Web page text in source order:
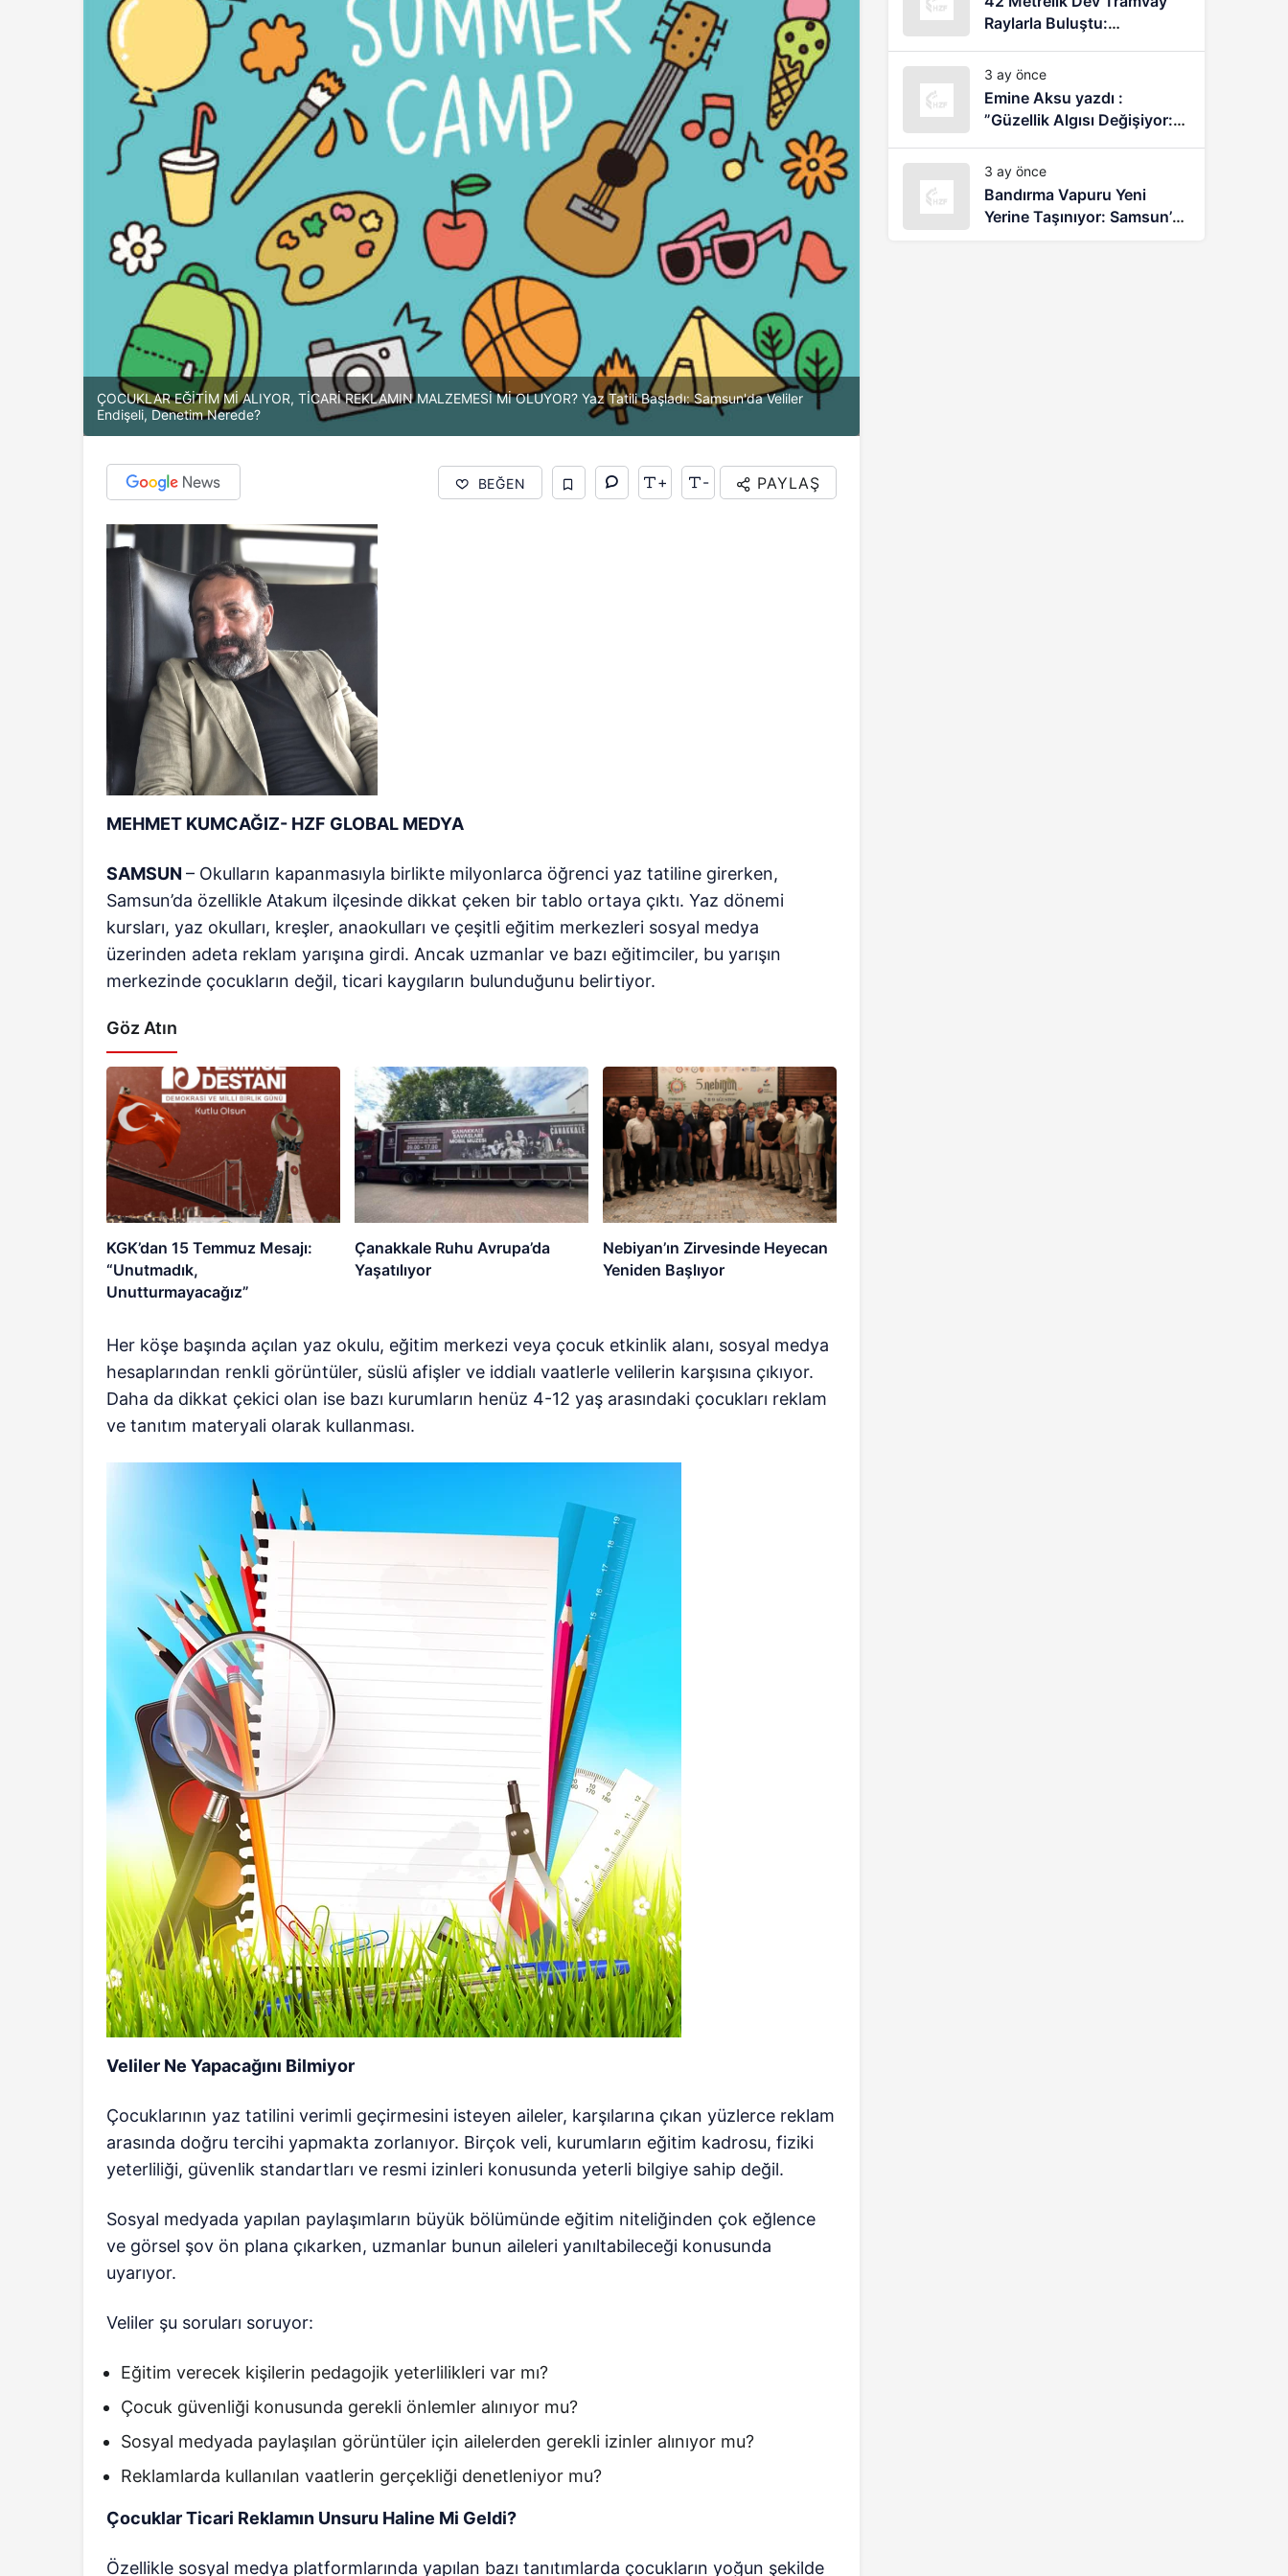
ÇOCUKLAR EĞİTİM Mİ ALIYOR, TİCARİ REKLAMIN MALZEMESİ Mİ OLUYOR? Yaz Tatili Başladı: Samsun'da Veliler
Endişeli, Denetim Nerede?
BEĞEN + - PAYLAŞ
MEHMET KUMCAĞIZ- HZF GLOBAL MEDYA
SAMSUN– Okulların kapanmasıyla birlikte milyonlarca öğrenci yaz tatiline girerken,
Samsun’da özellikle Atakum ilçesinde dikkat çeken bir tablo ortaya çıktı. Yaz dönemi
kursları, yaz okulları, kreşler, anaokulları ve çeşitli eğitim merkezleri sosyal medya
üzerinden adeta reklam yarışına girdi. Ancak uzmanlar ve bazı eğitimciler, bu yarışın
merkezinde çocukların değil, ticari kaygıların bulunduğunu belirtiyor.
Göz Atın
KGK’dan 15 Temmuz Mesajı:
“Unutmadık,
Unutturmayacağız”
Çanakkale Ruhu Avrupa’da
Yaşatılıyor
Nebiyan’ın Zirvesinde Heyecan
Yeniden Başlıyor
Her köşe başında açılan yaz okulu, eğitim merkezi veya çocuk etkinlik alanı, sosyal medya
hesaplarından renkli görüntüler, süslü afişler ve iddialı vaatlerle velilerin karşısına çıkıyor.
Daha da dikkat çekici olan ise bazı kurumların henüz 4-12 yaş arasındaki çocukları reklam
ve tanıtım materyali olarak kullanması.
Veliler Ne Yapacağını Bilmiyor
Çocuklarının yaz tatilini verimli geçirmesini isteyen aileler, karşılarına çıkan yüzlerce reklam
arasında doğru tercihi yapmakta zorlanıyor. Birçok veli, kurumların eğitim kadrosu, fiziki
yeterliliği, güvenlik standartları ve resmi izinleri konusunda yeterli bilgiye sahip değil.
Sosyal medyada yapılan paylaşımların büyük bölümünde eğitim niteliğinden çok eğlence
ve görsel şov ön plana çıkarken, uzmanlar bunun aileleri yanıltabileceği konusunda
uyarıyor.
Veliler şu soruları soruyor:
Eğitim verecek kişilerin pedagojik yeterlilikleri var mı?
Çocuk güvenliği konusunda gerekli önlemler alınıyor mu?
Sosyal medyada paylaşılan görüntüler için ailelerden gerekli izinler alınıyor mu?
Reklamlarda kullanılan vaatlerin gerçekliği denetleniyor mu?
Çocuklar Ticari Reklamın Unsuru Haline Mi Geldi?
Özellikle sosyal medya platformlarında yapılan bazı tanıtımlarda çocukların yoğun şekilde
Raylarla Buluştu:
Başlıyor
3 ay önce
Emine Aksu yazdı :
”Güzellik Algısı Değişiyor:
Bakımın Etkisini Ortaya
Koyuyor”
3 ay önce
Bandırma Vapuru Yeni
Yerine Taşınıyor: Samsun’da